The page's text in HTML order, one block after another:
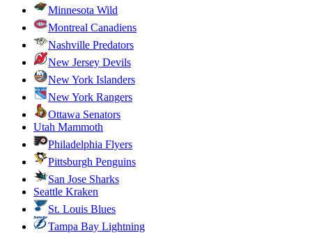
Minnesota Wild
Montreal Canadiens
Nashville Predators
New Jersey Devils
New York Islanders
New York Rangers
Ottawa Senators
Utah Mammoth
Philadelphia Flyers
Pittsburgh Penguins
San Jose Sharks
Seattle Kraken
St. Louis Blues
Tampa Bay Lightning